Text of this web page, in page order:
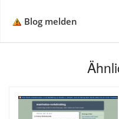
Blog melden